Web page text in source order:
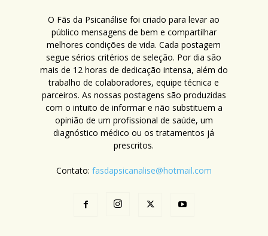
O Fãs da Psicanálise foi criado para levar ao
público mensagens de bem e compartilhar
melhores condições de vida. Cada postagem
segue sérios critérios de seleção. Por dia são
mais de 12 horas de dedicação intensa, além do
trabalho de colaboradores, equipe técnica e
parceiros. As nossas postagens são produzidas
com o intuito de informar e não substituem a
opinião de um profissional de saúde, um
diagnóstico médico ou os tratamentos já
prescritos.
Contato: fasdapsicanalise@hotmail.com